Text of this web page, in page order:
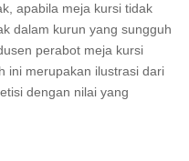
apabila meja kursi tidak
dalam kurun yang sungguh
perabot meja kursi
ini merupakan ilustrasi dari
dengan nilai yang